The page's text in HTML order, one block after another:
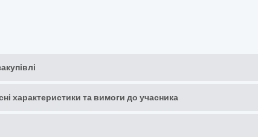
характеристики та вимоги до учасника